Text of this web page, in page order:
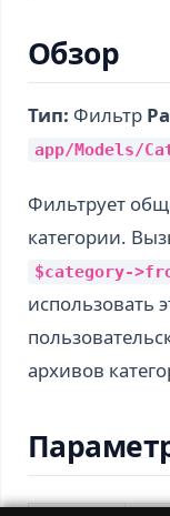
Обзор
Тип: Фильтр
app/Models/
Фильтрует
категории.
$category-
использовать
архивов